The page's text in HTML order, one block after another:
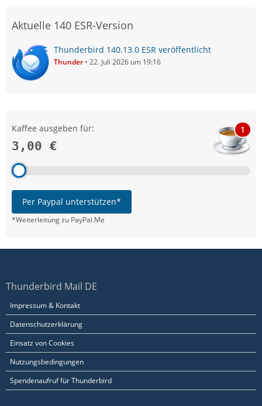
Aktuelle 140 ESR-Version
Thunderbird 140.13.0 ESR veröffentlicht
Thunder 22. Juli 2026 um 19:16
Kaffee ausgeben für:
3,00 €
1
Per Paypal unterstützen*
*Weiterleitung zu PayPal.Me
Thunderbird Mail DE
Impressum & Kontakt
Datenschutzerklärung
Einsatz von Cookies
Nutzungsbedingungen
Spendenaufruf für Thunderbird